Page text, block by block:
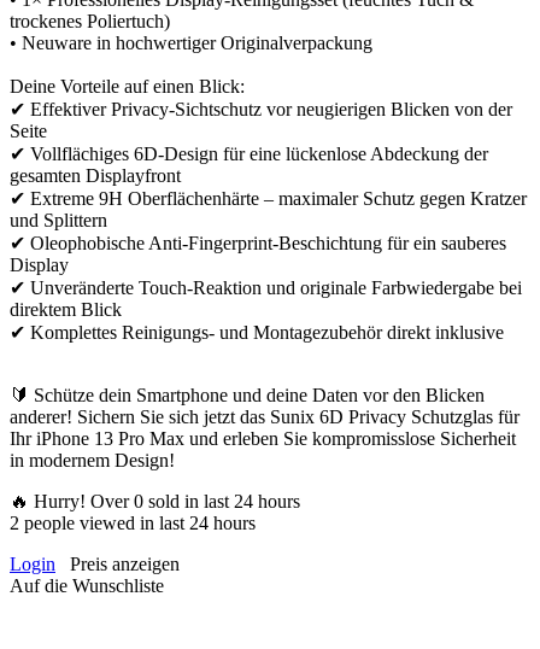
trockenes Poliertuch)
• Neuware in hochwertiger Originalverpackung
Deine Vorteile auf einen Blick:
✔ Effektiver Privacy-Sichtschutz vor neugierigen Blicken von der
Seite
✔ Vollflächiges 6D-Design für eine lückenlose Abdeckung der
gesamten Displayfront
✔ Extreme 9H Oberflächenhärte – maximaler Schutz gegen Kratzer
und Splittern
✔ Oleophobische Anti-Fingerprint-Beschichtung für ein sauberes
Display
✔ Unveränderte Touch-Reaktion und originale Farbwiedergabe bei
direktem Blick
✔ Komplettes Reinigungs- und Montagezubehör direkt inklusive
🔰 Schütze dein Smartphone und deine Daten vor den Blicken
anderer! Sichern Sie sich jetzt das Sunix 6D Privacy Schutzglas für
Ihr iPhone 13 Pro Max und erleben Sie kompromisslose Sicherheit
in modernem Design!
🔥 Hurry! Over0 sold in last 24 hours
2 people viewed in last 24 hours
Login
Preis anzeigen
Auf die Wunschliste